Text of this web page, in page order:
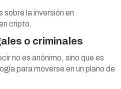
la inversión en
cripto.
o criminales
no es anónimo, sino que es
para moverse en un plano de